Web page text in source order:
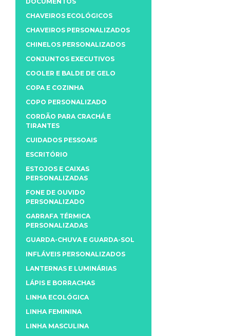
CHAVEIROS ECOLÓGICOS
CHAVEIROS PERSONALIZADOS
CHINELOS PERSONALIZADOS
CONJUNTOS EXECUTIVOS
COOLER E BALDE DE GELO
COPA E COZINHA
COPO PERSONALIZADO
CORDÃO PARA CRACHÁ E
TIRANTES
CUIDADOS PESSOAIS
ESCRITÓRIO
ESTOJOS E CAIXAS
PERSONALIZADAS
FONE DE OUVIDO
PERSONALIZADO
GARRAFA TÉRMICA
PERSONALIZADAS
GUARDA-CHUVA E GUARDA-SOL
INFLÁVEIS PERSONALIZADOS
LANTERNAS E LUMINÁRIAS
LÁPIS E BORRACHAS
LINHA ECOLÓGICA
LINHA FEMININA
LINHA MASCULINA